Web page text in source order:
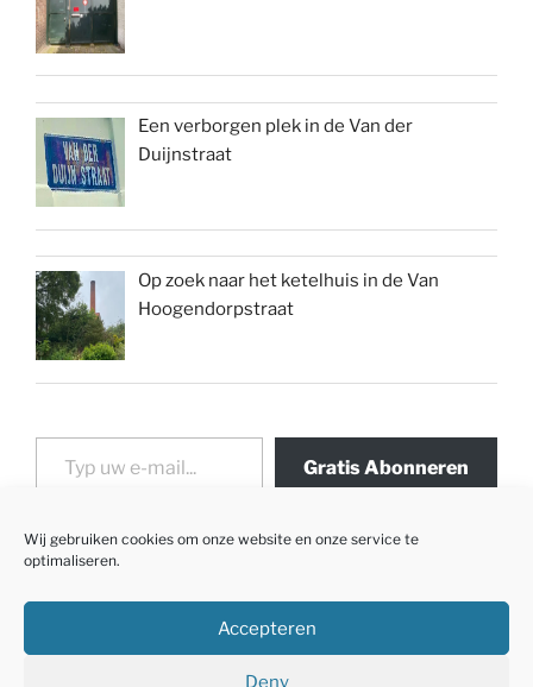
Wij gebruiken cookies om onze website en onze service te
optimaliseren.
Accepteren
Deny
Een verborgen plek in de Van der
Duijnstraat
Op zoek naar het ketelhuis in de Van
Hoogendorpstraat
Typ uw e-mail...
Gratis Abonneren